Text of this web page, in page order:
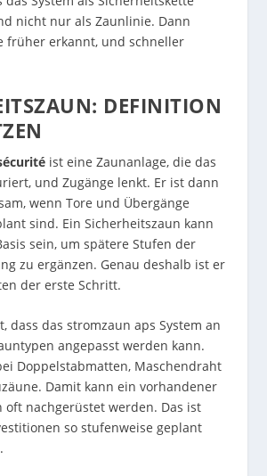
nicht nur als Zaunlinie. Dann
früher erkannt, und schneller
DEFINITION
ist eine Zaunanlage, die das
und Zugänge lenkt. Er ist dann
wenn Tore und Übergänge
sind. Ein Sicherheitszaun kann
sein, um spätere Stufen der
zu ergänzen. Genau deshalb ist er
der erste Schritt.
dass das stromzaun aps System an
angepasst werden kann.
Doppelstabmatten, Maschendraht
Damit kann ein vorhandener
oft nachgerüstet werden. Das ist
so stufenweise geplant